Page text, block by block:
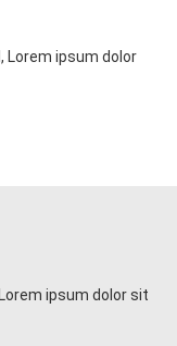
Lorem ipsum dolor
ipsum dolor sit